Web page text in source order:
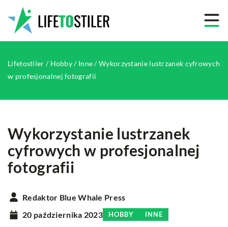
Lifetostiler / Hobby/ Inne/Wykorzystanie lustrzanek cyfrowych
w profesjonalnej fotografii
Wykorzystanie lustrzanek
cyfrowych w profesjonalnej
fotografii
Redaktor Blue Whale Press
20 października 2023
HOBBY INNE